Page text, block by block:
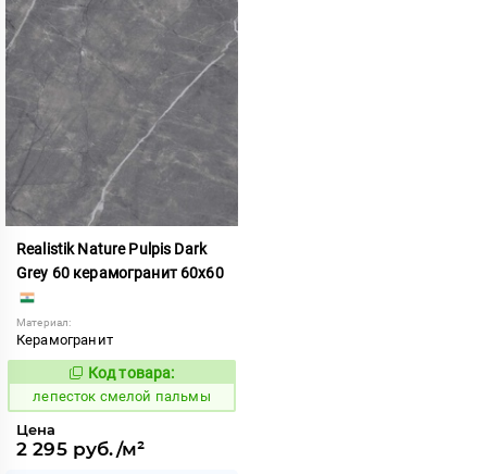
Realistik Nature Pulpis Dark
Grey 60 керамогранит 60x60
Материал:
Керамогранит
870942
Код товара:
лепесток смелой пальмы
Цена
2 295 руб./м²